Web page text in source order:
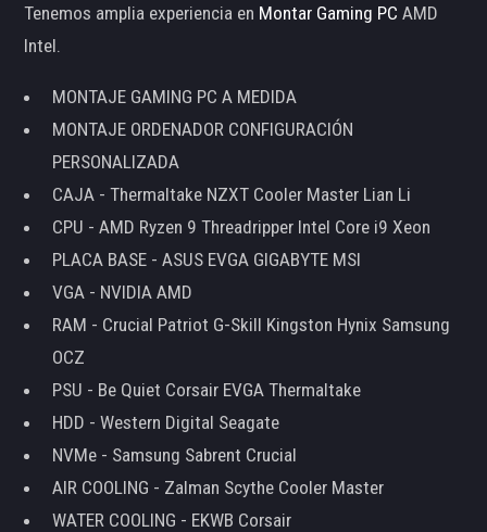
Tenemos amplia experiencia en Montar Gaming PC AMD
Intel.
MONTAJE GAMING PC A MEDIDA
MONTAJE ORDENADOR CONFIGURACIÓN
PERSONALIZADA
CAJA - Thermaltake NZXT Cooler Master Lian Li
CPU - AMD Ryzen 9 Threadripper Intel Core i9 Xeon
PLACA BASE - ASUS EVGA GIGABYTE MSI
VGA - NVIDIA AMD
RAM - Crucial Patriot G-Skill Kingston Hynix Samsung
OCZ
PSU - Be Quiet Corsair EVGA Thermaltake
HDD - Western Digital Seagate
NVMe - Samsung Sabrent Crucial
AIR COOLING - Zalman Scythe Cooler Master
WATER COOLING - EKWB Corsair